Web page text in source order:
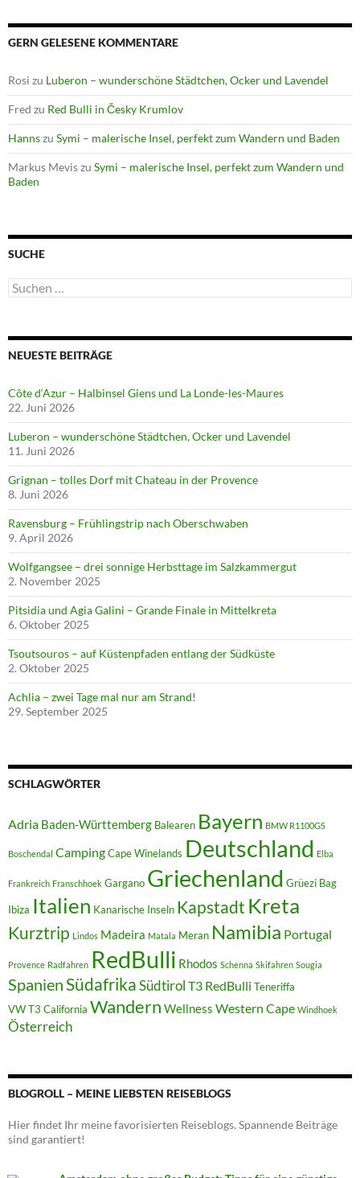
GERN GELESENE KOMMENTARE
Rosi zu Luberon – wunderschöne Städtchen, Ocker und Lavendel
Fred zu Red Bulli in Česky Krumlov
Hannszu Symi – malerische Insel, perfekt zum Wandern und Baden
Markus Meviszu Symi – malerische Insel, perfekt zum Wandern und
Baden
SUCHE
Suchen
nach:
NEUESTE BEITRÄGE
Côte d‘Azur – Halbinsel Giens und La Londe-les-Maures
22. Juni 2026
Luberon – wunderschöne Städtchen, Ocker und Lavendel
11. Juni 2026
Grignan – tolles Dorf mit Chateau in der Provence
8. Juni 2026
Ravensburg – Frühlingstrip nach Oberschwaben
9. April 2026
Wolfgangsee – drei sonnige Herbsttage im Salzkammergut
2. November 2025
Pitsidia und Agia Galini – Grande Finale in Mittelkreta
6. Oktober 2025
Tsoutsouros – auf Küstenpfaden entlang der Südküste
2. Oktober 2025
Achlia – zwei Tage mal nur am Strand!
29. September 2025
SCHLAGWÖRTER
Adria Baden-Württemberg Balearen Bayern BMW R1100GS
Boschendal CampingCape Winelands Deutschland Elba
Frankreich Franschhoek Gargano Griechenland Grüezi Bag
Ibiza Italien Kanarische Inseln Kapstadt Kreta
Kurztrip Lindos Madeira Matala Meran Namibia Portugal
Provence Radfahren RedBulli Rhodos Schenna Skifahren Sougia
SpanienSüdafrikaSüdtirol T3 RedBulli Teneriffa
VW T3 California Wandern Wellness Western Cape Windhoek
Österreich
BLOGROLL – MEINE LIEBSTEN REISEBLOGS
Hier findet Ihr meine favorisierten Reiseblogs. Spannende Beiträge
sind garantiert!